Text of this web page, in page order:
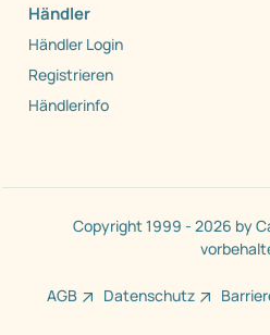
Händler
Händler Login
Registrieren
Händlerinfo
Copyright 1999 - 2026 by
AGB Datenschutz